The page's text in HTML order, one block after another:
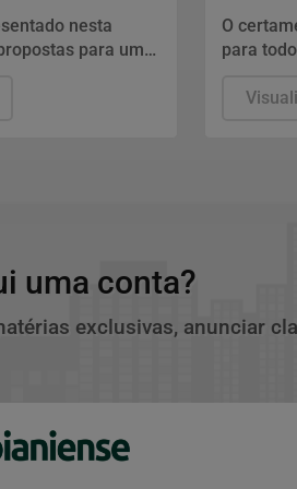
nesta
para um
política e
salários
O
para
abertas
uma conta?
exclusivas, anunciar